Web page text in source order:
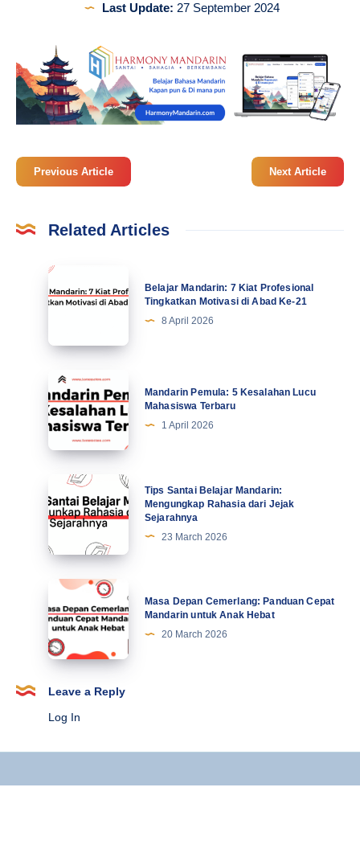
Last Update: 27 September 2024
Previous Article Next Article
Related Articles
Belajar
Mandarin:
Profesional
Tingkatkan
Motivasi
di
Abad
Ke-
Belajar Mandarin: 7 Kiat Profesional
Tingkatkan Motivasi di Abad Ke-21
8 April 2026
Mandarin
Pemula:
5
Kesalahan
Lucu
Mahasiswa
Terbaru
Mandarin Pemula: 5 Kesalahan Lucu
Mahasiswa Terbaru
1 April 2026
Tips
Santai
Belajar
Mandarin:
Mengungkap
Rahasia
dari
Jejak
Sejarahnya
Tips Santai Belajar Mandarin:
Mengungkap Rahasia dari Jejak
Sejarahnya
23 March 2026
Masa
Depan
Cemerlang:
Panduan
Cepat
Mandarin
Masa Depan Cemerlang: Panduan Cepat
Mandarin untuk Anak Hebat
20 March 2026
Leave a Reply
Log In